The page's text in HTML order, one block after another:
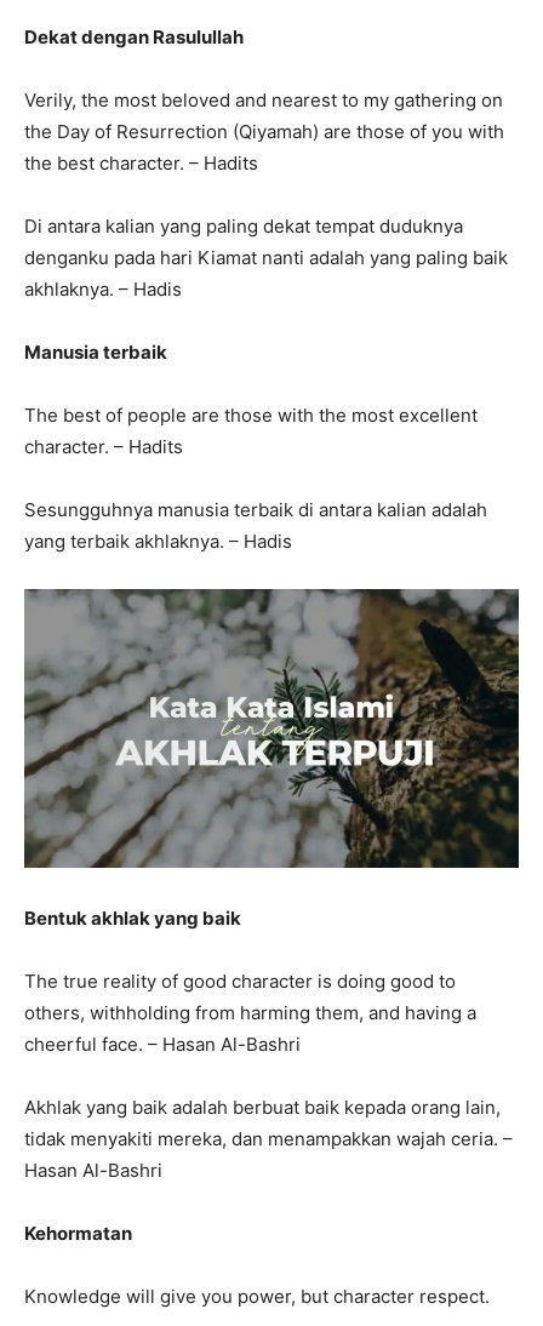
Dekat dengan Rasulullah
Verily, the most beloved and nearest to my gathering on
the Day of Resurrection (Qiyamah) are those of you with
the best character. – Hadits
Di antara kalian yang paling dekat tempat duduknya
denganku pada hari Kiamat nanti adalah yang paling baik
akhlaknya. – Hadis
Manusia terbaik
The best of people are those with the most excellent
character. – Hadits
Sesungguhnya manusia terbaik di antara kalian adalah
yang terbaik akhlaknya. – Hadis
Bentuk akhlak yang baik
The true reality of good character is doing good to
others, withholding from harming them, and having a
cheerful face. – Hasan Al-Bashri
Akhlak yang baik adalah berbuat baik kepada orang lain,
tidak menyakiti mereka, dan menampakkan wajah ceria. –
Hasan Al-Bashri
Kehormatan
Knowledge will give you power, but character respect.